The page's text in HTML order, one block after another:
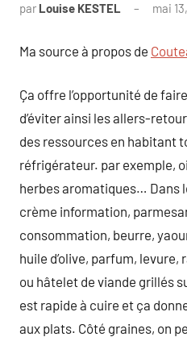
par Louise KESTEL mai
Ma source à propos de
Ça offre l’opportunité de
d’éviter ainsi les allers-
des ressources en habitant
réfrigérateur. par exemple,
herbes aromatiques… Dans
crème information,
consommation, beurre,
huile d’olive, parfum,
ou hâtelet de viande grillés
est rapide à cuire et ça
aux plats. Côté graines, on